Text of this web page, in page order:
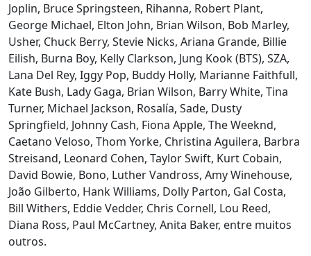
Joplin, Bruce Springsteen, Rihanna, Robert Plant,
George Michael, Elton John, Brian Wilson, Bob Marley,
Usher, Chuck Berry, Stevie Nicks, Ariana Grande, Billie
Eilish, Burna Boy, Kelly Clarkson, Jung Kook (BTS), SZA,
Lana Del Rey, Iggy Pop, Buddy Holly, Marianne Faithfull,
Kate Bush, Lady Gaga, Brian Wilson, Barry White, Tina
Turner, Michael Jackson, Rosalía, Sade, Dusty
Springfield, Johnny Cash, Fiona Apple, The Weeknd,
Caetano Veloso, Thom Yorke, Christina Aguilera, Barbra
Streisand, Leonard Cohen, Taylor Swift, Kurt Cobain,
David Bowie, Bono, Luther Vandross, Amy Winehouse,
João Gilberto, Hank Williams, Dolly Parton, Gal Costa,
Bill Withers, Eddie Vedder, Chris Cornell, Lou Reed,
Diana Ross, Paul McCartney, Anita Baker, entre muitos
outros.